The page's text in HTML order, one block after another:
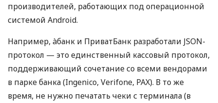
производителей, работающих под операционной
системой Android.
Например, àбанк и ПриватБанк разработали JSON-
протокол — это единственный кассовый протокол,
поддерживающий сочетание со всеми вендорами
в парке банка (Ingenico, Verifone, PAX). В то же
время, не нужно печатать чеки с терминала (в